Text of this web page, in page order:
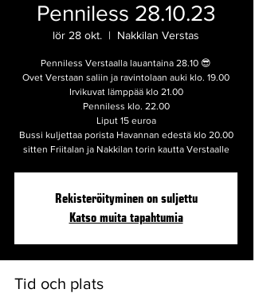
Penniless 28.10.23
lör 28 okt.
  |
Nakkilan Verstas
Penniless Verstaalla lauantaina 28.10 😎
Ovet Verstaan saliin ja ravintolaan auki klo. 19.00
Irvikuvat lämppää klo 21.00
Penniless klo. 22.00
Liput 15 euroa
Bussi kuljettaa porista Havannan edestä klo 20.00
sitten Friitalan ja Nakkilan torin kautta Verstaalle
Rekisteröityminen on suljettu
Katso muita tapahtumia
Tid och plats